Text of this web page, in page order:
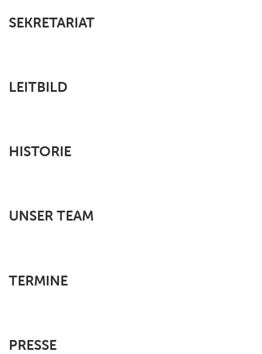
SEKRETARIAT
LEITBILD
HISTORIE
UNSER TEAM
TERMINE
PRESSE